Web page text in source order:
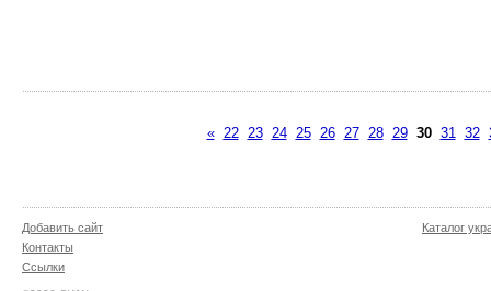
« 22 23 24 25 26 27 28 29 30 31 32
Добавить сайт
Контакты
Ссылки
Каталог